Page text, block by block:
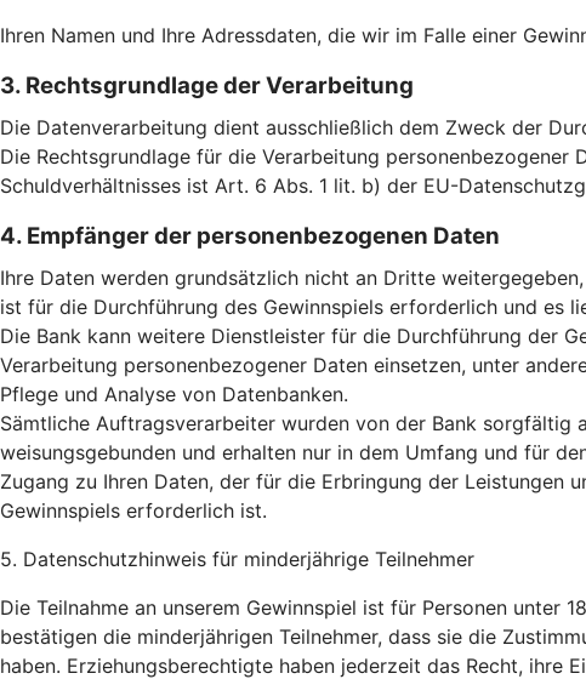
Ihren Namen und Ihre Adressdaten, die wir im Falle einer
3. Rechtsgrundlage der Verarbeitung
Die Datenverarbeitung dient ausschließlich dem Zweck der
Die Rechtsgrundlage für die Verarbeitung personenbezogener
Schuldverhältnisses ist Art. 6 Abs. 1 lit. b) der EU-
4. Empfänger der personenbezogenen Daten
Ihre Daten werden grundsätzlich nicht an Dritte
ist für die Durchführung des Gewinnspiels erforderlich und es
Die Bank kann weitere Dienstleister für die Durchführung der
Verarbeitung personenbezogener Daten einsetzen, unter
Pflege und Analyse von Datenbanken.
Sämtliche Auftragsverarbeiter wurden von der Bank sorgfältig
weisungsgebunden und erhalten nur in dem Umfang und für
Zugang zu Ihren Daten, der für die Erbringung der Leistungen
Gewinnspiels erforderlich ist.
5. Datenschutzhinweis für minderjährige Teilnehmer
Die Teilnahme an unserem Gewinnspiel ist für Personen unter
bestätigen die minderjährigen Teilnehmer, dass sie die
haben. Erziehungsberechtigte haben jederzeit das Recht,